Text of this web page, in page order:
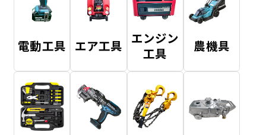
電動工具 エア工具 エンジン
工具
農機具